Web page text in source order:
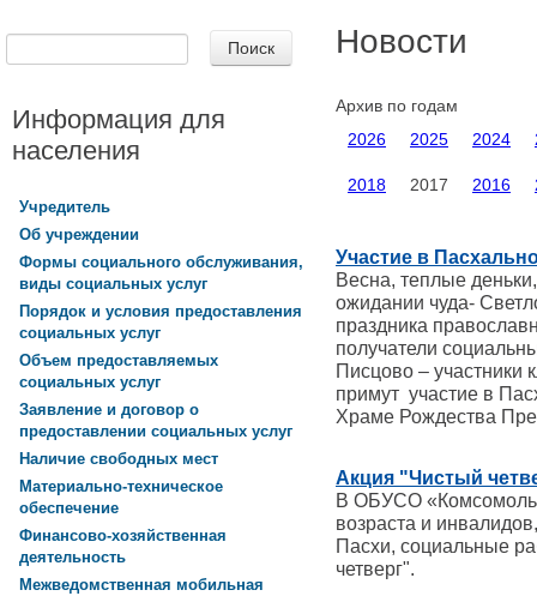
Новости
Архив по годам
2026
2025 2024
2018 2017 2016
Участие в
Весна, теплые
ожидании чуда-
праздника
получатели
Писцово – участники
примут участие в
Храме Рождества
Акция "Чистый
В ОБУСО
возраста и
Пасхи, социальные
четверг".
Информация для
населения
Учредитель
Об учреждении
Формы социального обслуживания,
виды социальных услуг
Порядок и условия предоставления
социальных услуг
Объем предоставляемых
социальных услуг
Заявление и договор о
предоставлении социальных услуг
Наличие свободных мест
Материально-техническое
обеспечение
Финансово-хозяйственная
деятельность
Межведомственная мобильная